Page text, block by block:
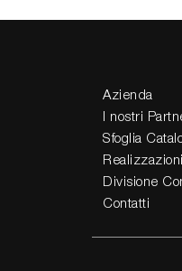
Azienda
I nostri
Sfoglia
Realizzazioni
Divisione
Contatti